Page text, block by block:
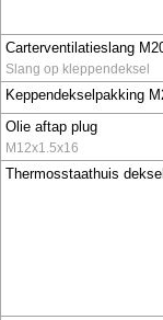
Carterventilatieslang
Slang op kleppendeksel
Keppendekselpakking
Olie aftap plug
M12x1.5x16
Thermosstaathuis